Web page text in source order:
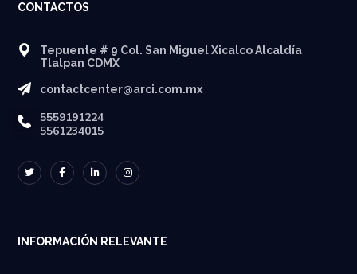
CONTACTOS
Tepuente # 9 Col. San Miguel Xicalco Alcaldía
Tlalpan CDMX
contactcenter@arci.com.mx
5559191224
5561234015
INFORMACIÓN RELEVANTE